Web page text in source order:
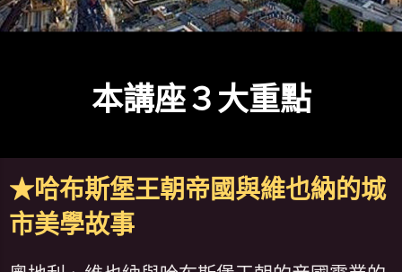
本講座３大重點
★哈布斯堡王朝帝國與維也納的城
市美學故事